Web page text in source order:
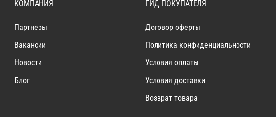
КОМПАНИЯ
Партнеры
Вакансии
Новости
Блог
ГИД ПОКУПАТЕЛЯ
Договор оферты
Политика конфиденциальности
Условия оплаты
Условия доставки
Возврат товара